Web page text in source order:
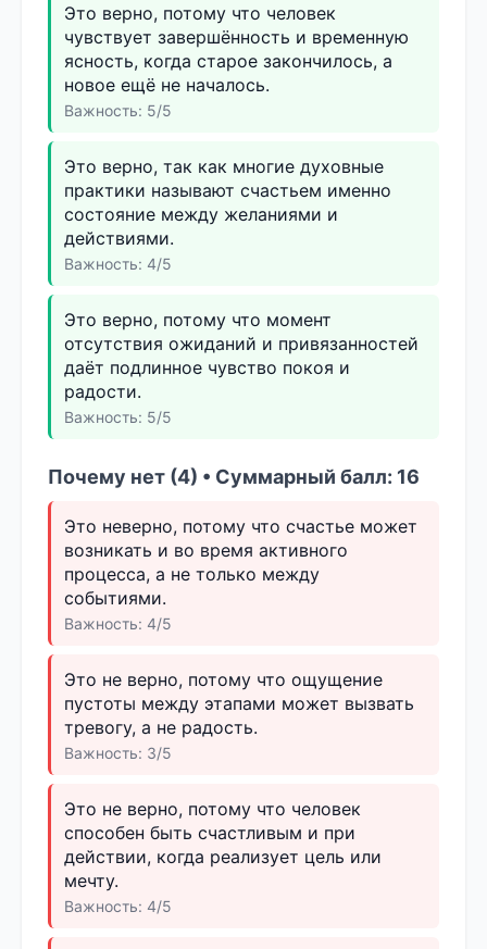
Это верно, потому что человек
чувствует завершённость и временную
ясность, когда старое закончилось, а
новое ещё не началось.
Важность: 5/5
Это верно, так как многие духовные
практики называют счастьем именно
состояние между желаниями и
действиями.
Важность: 4/5
Это верно, потому что момент
отсутствия ожиданий и привязанностей
даёт подлинное чувство покоя и
радости.
Важность: 5/5
Почему нет (4) • Суммарный балл: 16
Это неверно, потому что счастье может
возникать и во время активного
процесса, а не только между
событиями.
Важность: 4/5
Это не верно, потому что ощущение
пустоты между этапами может вызвать
тревогу, а не радость.
Важность: 3/5
Это не верно, потому что человек
способен быть счастливым и при
действии, когда реализует цель или
мечту.
Важность: 4/5